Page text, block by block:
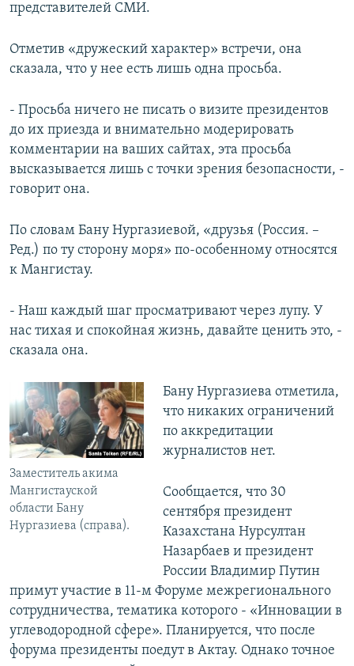
представителей СМИ.
Отметив «дружеский характер» встречи, она
сказала, что у нее есть лишь одна просьба.
- Просьба ничего не писать о визите президентов
до их приезда и внимательно модерировать
комментарии на ваших сайтах, эта просьба
высказывается лишь с точки зрения безопасности, -
говорит она.
По словам Бану Нургазиевой, «друзья (Россия. –
Ред.) по ту сторону моря» по-особенному относятся
к Мангистау.
- Наш каждый шаг просматривают через лупу. У
нас тихая и спокойная жизнь, давайте ценить это, -
сказала она.
Заместитель акима
Мангистауской
области Бану
Нургазиева (справа).
Бану Нургазиева отметила,
что никаких ограничений
по аккредитации
журналистов нет.
Сообщается, что 30
сентября президент
Казахстана Нурсултан
Назарбаев и президент
России Владимир Путин
примут участие в 11-м Форуме межрегионального
сотрудничества, тематика которого - «Инновации в
углеводородной сфере». Планируется, что после
форума президенты поедут в Актау. Однако точное